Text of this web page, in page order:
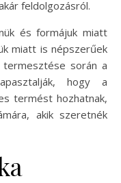
feldolgozásról.
és formájuk miatt
miatt is népszerűek
termesztése során a
hogy a
termést hozhatnak,
akik szeretnék